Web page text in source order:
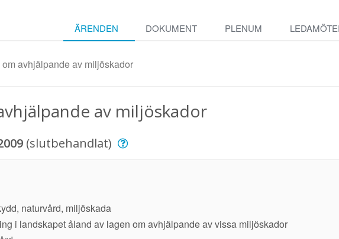
ÄRENDEN DOKUMENT PLENUM
avhjälpande av miljöskador
av miljöskador
(slutbehandlat)
naturvård, miljöskada
i landskapet åland av lagen om avhjälpande av vissa miljöskador